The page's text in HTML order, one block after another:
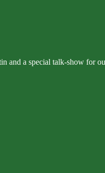
and a special talk-show for